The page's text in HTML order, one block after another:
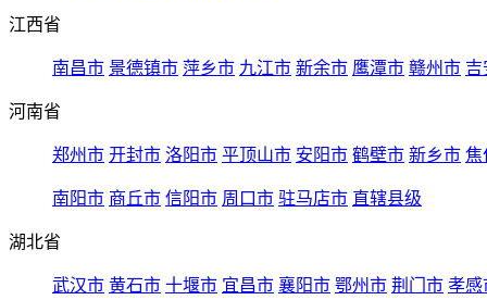
江西省
南昌市 景德镇市 萍乡市 九江市 新余市 鹰潭市 赣州市 吉
河南省
郑州市 开封市 洛阳市 平顶山市 安阳市 鹤壁市 新乡市 焦
南阳市 商丘市 信阳市 周口市 驻马店市 直辖县级
湖北省
武汉市 黄石市 十堰市 宜昌市 襄阳市 鄂州市 荆门市 孝感